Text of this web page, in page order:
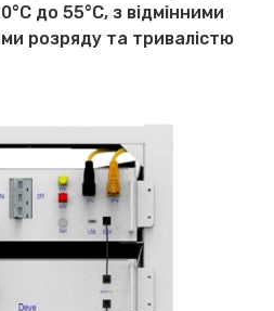
до 55°C, з відмінними
розряду та тривалістю